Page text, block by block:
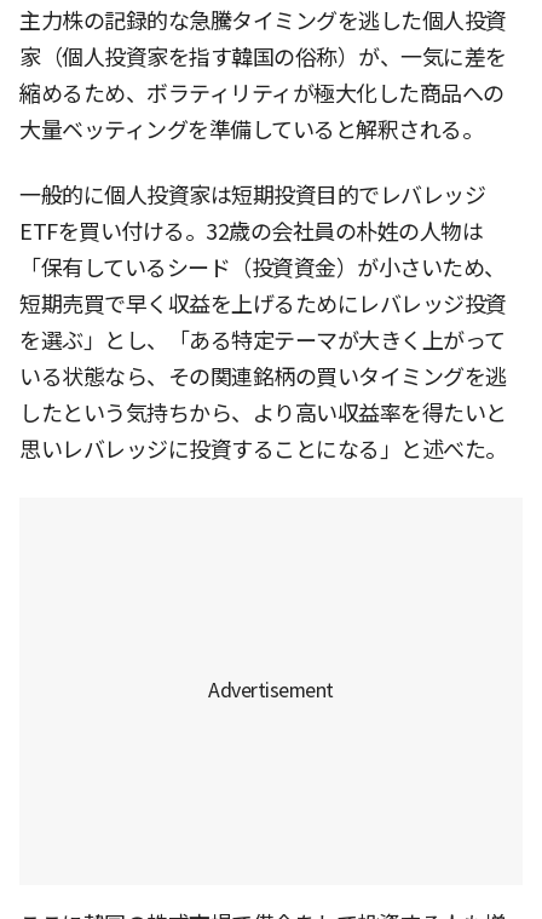
主力株の記録的な急騰タイミングを逃した個人投資
家（個人投資家を指す韓国の俗称）が、一気に差を
縮めるため、ボラティリティが極大化した商品への
大量ベッティングを準備していると解釈される。
一般的に個人投資家は短期投資目的でレバレッジ
ETFを買い付ける。32歳の会社員の朴姓の人物は
「保有しているシード（投資資金）が小さいため、
短期売買で早く収益を上げるためにレバレッジ投資
を選ぶ」とし、「ある特定テーマが大きく上がって
いる状態なら、その関連銘柄の買いタイミングを逃
したという気持ちから、より高い収益率を得たいと
思いレバレッジに投資することになる」と述べた。